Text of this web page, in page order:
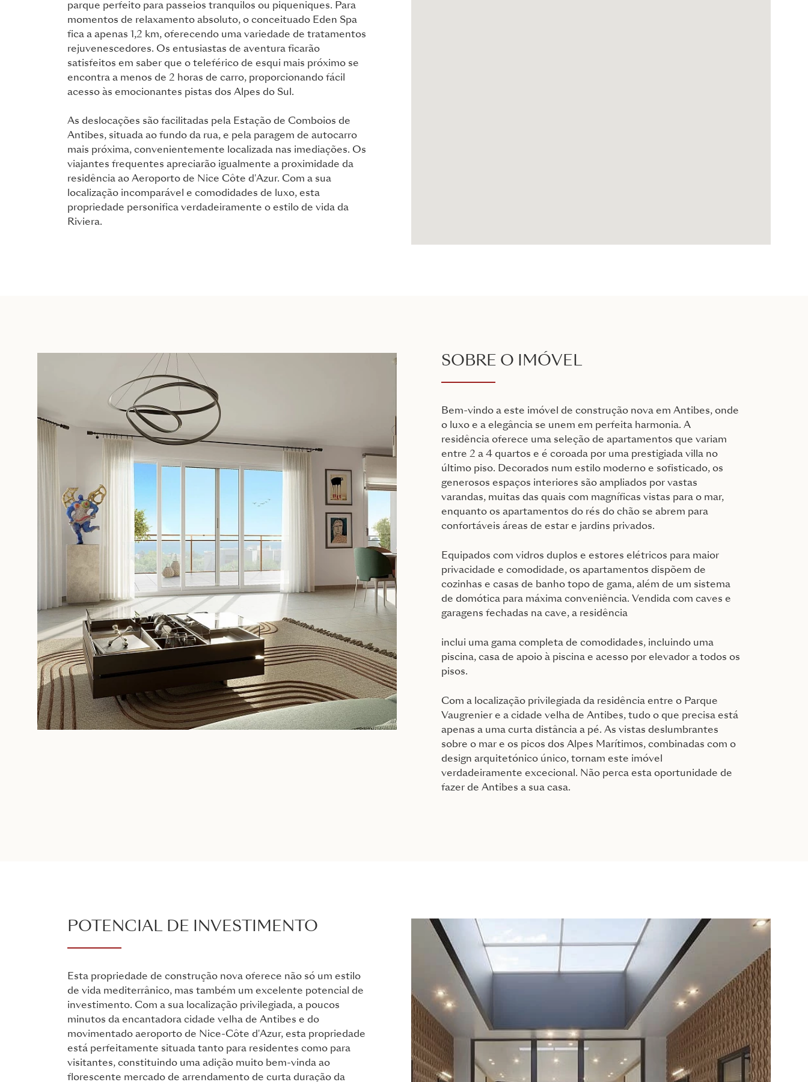
parque perfeito para passeios tranquilos ou piqueniques. Para
momentos de relaxamento absoluto, o conceituado Eden Spa
fica a apenas 1,2 km, oferecendo uma variedade de tratamentos
rejuvenescedores. Os entusiastas de aventura ficarão
satisfeitos em saber que o teleférico de esqui mais próximo se
encontra a menos de 2 horas de carro, proporcionando fácil
acesso às emocionantes pistas dos Alpes do Sul.
As deslocações são facilitadas pela Estação de Comboios de
Antibes, situada ao fundo da rua, e pela paragem de autocarro
mais próxima, convenientemente localizada nas imediações. Os
viajantes frequentes apreciarão igualmente a proximidade da
residência ao Aeroporto de Nice Côte d'Azur. Com a sua
localização incomparável e comodidades de luxo, esta
propriedade personifica verdadeiramente o estilo de vida da
Riviera.
SOBRE O IMÓVEL
Bem-vindo a este imóvel de construção nova em Antibes, onde
o luxo e a elegância se unem em perfeita harmonia. A
residência oferece uma seleção de apartamentos que variam
entre 2 a 4 quartos e é coroada por uma prestigiada villa no
último piso. Decorados num estilo moderno e sofisticado, os
generosos espaços interiores são ampliados por vastas
varandas, muitas das quais com magníficas vistas para o mar,
enquanto os apartamentos do rés do chão se abrem para
confortáveis áreas de estar e jardins privados.
Equipados com vidros duplos e estores elétricos para maior
privacidade e comodidade, os apartamentos dispõem de
cozinhas e casas de banho topo de gama, além de um sistema
de domótica para máxima conveniência. Vendida com caves e
garagens fechadas na cave, a residência
inclui uma gama completa de comodidades, incluindo uma
piscina, casa de apoio à piscina e acesso por elevador a todos os
pisos.
Com a localização privilegiada da residência entre o Parque
Vaugrenier e a cidade velha de Antibes, tudo o que precisa está
apenas a uma curta distância a pé. As vistas deslumbrantes
sobre o mar e os picos dos Alpes Marítimos, combinadas com o
design arquitetónico único, tornam este imóvel
verdadeiramente excecional. Não perca esta oportunidade de
fazer de Antibes a sua casa.
POTENCIAL DE INVESTIMENTO
Esta propriedade de construção nova oferece não só um estilo
de vida mediterrânico, mas também um excelente potencial de
investimento. Com a sua localização privilegiada, a poucos
minutos da encantadora cidade velha de Antibes e do
movimentado aeroporto de Nice-Côte d'Azur, esta propriedade
está perfeitamente situada tanto para residentes como para
visitantes, constituindo uma adição muito bem-vinda ao
florescente mercado de arrendamento de curta duração da